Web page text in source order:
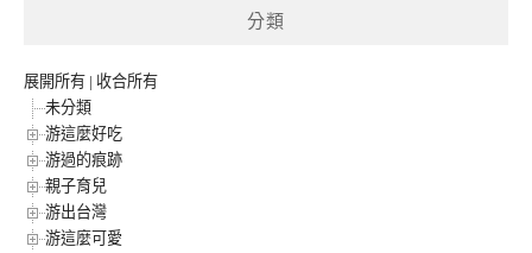
分類
展開所有 | 收合所有
未分類
游這麼好吃
游過的痕跡
親子育兒
游出台灣
游這麼可愛